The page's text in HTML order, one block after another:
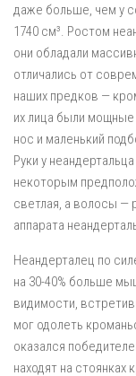
даже больше, чем у
1740 см³. Ростом
они обладали
отличались от
наших предков —
их лица были
нос и маленький
Руки у
некоторым
светлая, а волосы —
аппарата
Неандерталец по
на 30-40% больше
видимости,
мог одолеть
оказался
находят на стоянках